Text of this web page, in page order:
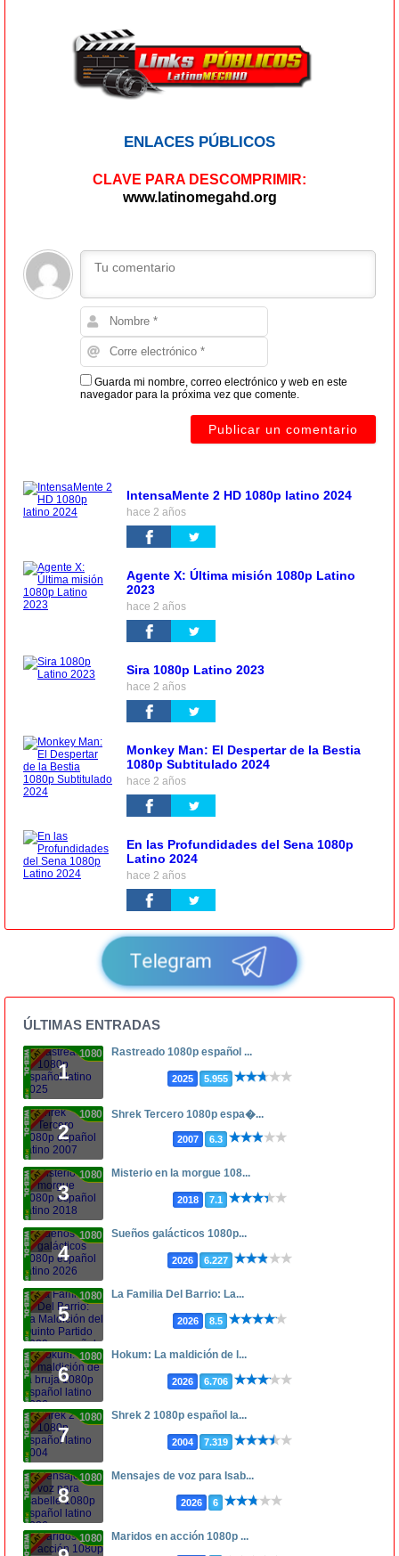
ENLACES PÚBLICOS
CLAVE PARA DESCOMPRIMIR:
www.latinomegahd.org
Guarda mi nombre, correo electrónico y web en este
navegador para la próxima vez que comente.
IntensaMente 2 HD 1080p latino 2024
hace 2 años
Agente X: Última misión 1080p Latino
2023
hace 2 años
Sira 1080p Latino 2023
hace 2 años
Monkey Man: El Despertar de la Bestia
1080p Subtitulado 2024
hace 2 años
En las Profundidades del Sena 1080p
Latino 2024
hace 2 años
Telegram
ÚLTIMAS ENTRADAS
1
1080p Rastreado 1080p español ...
2025 5.955
2
1080p Shrek Tercero 1080p espa�...
2007 6.3
3
1080p Misterio en la morgue 108...
2018 7.1
4
1080p Sueños galácticos 1080p...
2026 6.227
5
1080p La Familia Del Barrio: La...
2026 8.5
6
1080p Hokum: La maldición de l...
2026 6.706
7
1080p Shrek 2 1080p español la...
2004 7.319
8
1080p Mensajes de voz para Isab...
2026 6
1080p Maridos en acción 1080p ...